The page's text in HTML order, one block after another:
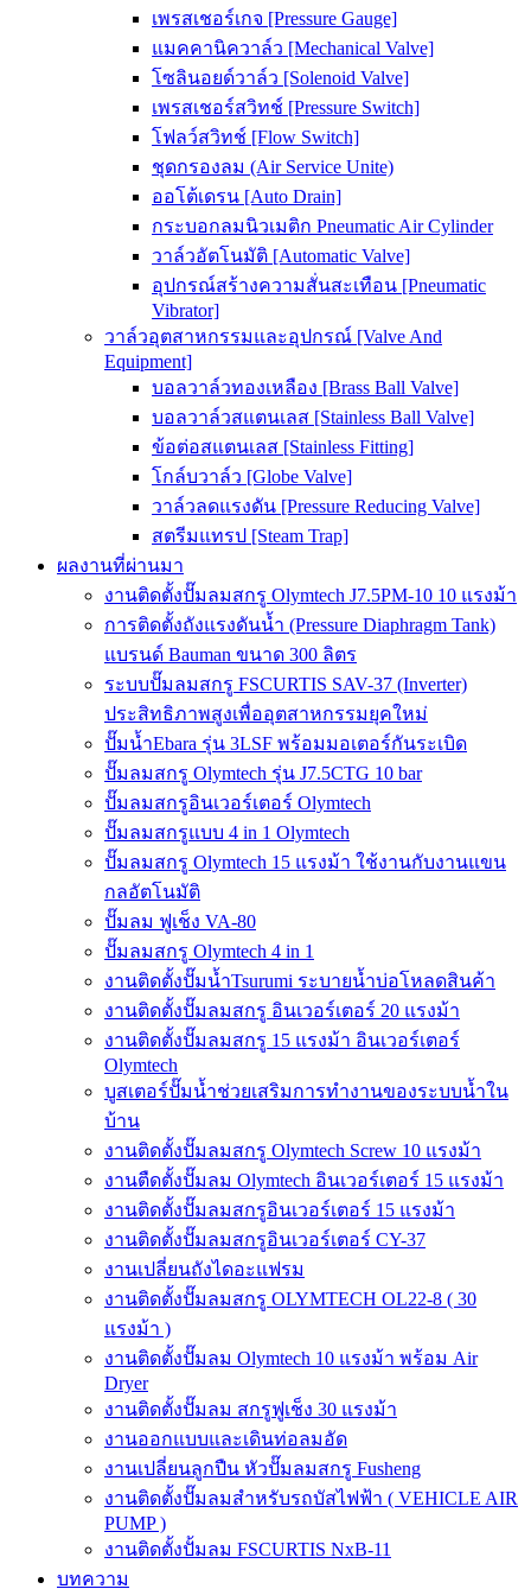
เพรสเชอร์เกจ [Pressure Gauge]
แมคคานิควาล์ว [Mechanical Valve]
โซลินอยด์วาล์ว [Solenoid Valve]
เพรสเชอร์สวิทช์ [Pressure Switch]
โฟลว์สวิทช์ [Flow Switch]
ชุดกรองลม (Air Service Unite)
ออโต้เดรน [Auto Drain]
กระบอกลมนิวเมติก Pneumatic Air Cylinder
วาล์วอัตโนมัติ [Automatic Valve]
อุปกรณ์สร้างความสั่นสะเทือน [Pneumatic
Vibrator]
วาล์วอุตสาหกรรมและอุปกรณ์ [Valve And
Equipment]
บอลวาล์วทองเหลือง [Brass Ball Valve]
บอลวาล์วสแตนเลส [Stainless Ball Valve]
ข้อต่อสแตนเลส [Stainless Fitting]
โกล์บวาล์ว [Globe Valve]
วาล์วลดแรงดัน [Pressure Reducing Valve]
สตรีมแทรป [Steam Trap]
ผลงานที่ผ่านมา
งานติดตั้งปั๊มลมสกรู Olymtech J7.5PM-10 10 แรงม้า
การติดตั้งถังแรงดันน้ำ (Pressure Diaphragm Tank)
แบรนด์ Bauman ขนาด 300 ลิตร
ระบบปั๊มลมสกรู FSCURTIS SAV-37 (Inverter)
ประสิทธิภาพสูงเพื่ออุตสาหกรรมยุคใหม่
ปั๊มน้ำEbara รุ่น 3LSF พร้อมมอเตอร์กันระเบิด
ปั๊มลมสกรู Olymtech รุ่น J7.5CTG 10 bar
ปั๊มลมสกรูอินเวอร์เตอร์ Olymtech
ปั๊มลมสกรูแบบ 4 in 1 Olymtech
ปั๊มลมสกรู Olymtech 15 แรงม้า ใช้งานกับงานแขน
กลอัตโนมัติ
ปั๊มลม ฟูเช็ง VA-80
ปั๊มลมสกรู Olymtech 4 in 1
งานติดตั้งปั๊มน้ำTsurumi ระบายน้ำบ่อโหลดสินค้า
งานติดตั้งปั๊มลมสกรู อินเวอร์เตอร์ 20 แรงม้า
งานติดตั้งปั๊มลมสกรู 15 แรงม้า อินเวอร์เตอร์
Olymtech
บูสเตอร์ปั๊มน้ำช่วยเสริมการทำงานของระบบน้ำใน
บ้าน
งานติดตั้งปั๊มลมสกรู Olymtech Screw 10 แรงม้า
งานตืดตั้งปั๊มลม Olymtech อินเวอร์เตอร์ 15 แรงม้า
งานติดตั้งปั๊มลมสกรูอินเวอร์เตอร์ 15 แรงม้า
งานติดตั้งปั๊มลมสกรูอินเวอร์เตอร์ CY-37
งานเปลี่ยนถังไดอะแฟรม
งานติดตั้งปั๊มลมสกรู OLYMTECH OL22-8 ( 30
แรงม้า )
งานติดตั้งปั๊มลม Olymtech 10 แรงม้า พร้อม Air
Dryer
งานติดตั้งปั๊มลม สกรูฟูเช็ง 30 แรงม้า
งานออกแบบและเดินท่อลมอัด
งานเปลี่ยนลูกปืน หัวปั๊มลมสกรู Fusheng
งานติดตั้งปั๊มลมสำหรับรถบัสไฟฟ้า ( VEHICLE AIR
PUMP )
งานติดตั้งปั้มลม FSCURTIS NxB-11
บทความ